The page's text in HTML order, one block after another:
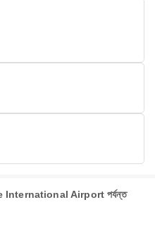
International Airport পর্যন্ত